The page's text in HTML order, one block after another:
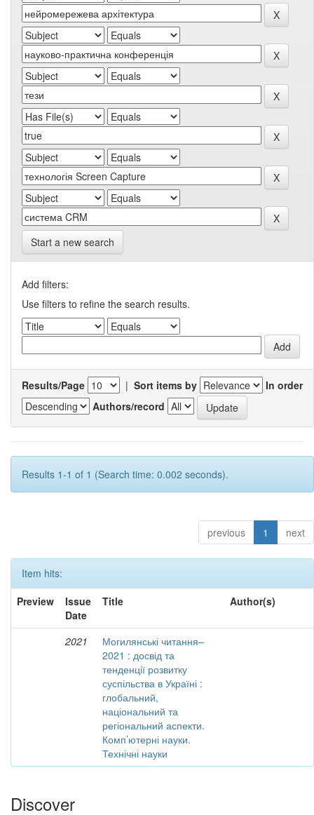
Start a new search
Add filters:
Use filters to refine the search results.
Results/Page | Sort items by
In order
Authors/record
Results 1-1 of 1 (Search time: 0.002 seconds).
previous 1 next
Item hits:
Preview
Issue
Date
Title Author(s)
2021
Могилянські читання–
2021 : досвід та
тенденції розвитку
суспільства в Україні :
глобальний,
національний та
регіональний аспекти.
Комп’ютерні науки.
Технічні науки
Discover